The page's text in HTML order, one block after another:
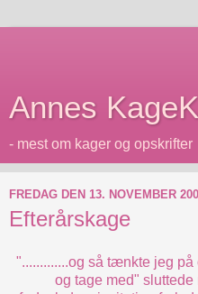
Annes
- mest om kager og opskrifter
FREDAG DEN 13. NOVEMBER
Efterårskage
".............og så tænkte jeg
og tage med"